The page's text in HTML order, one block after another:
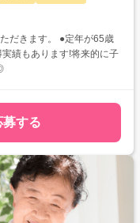
だきます。 ●定年が65歳
績もあります!将来的に子
募する